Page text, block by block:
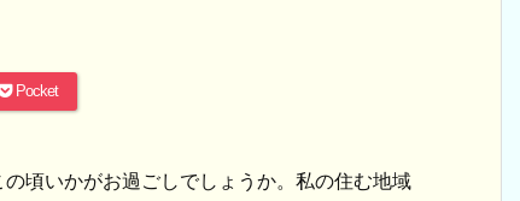
Pocket
頃いかがお過ごしでしょうか。私の住む地域